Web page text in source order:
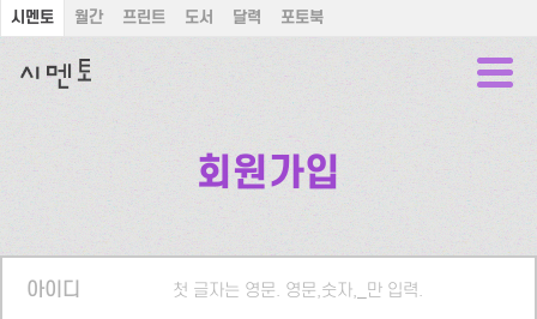
시멘토 월간 프린트 도서 달력 포토북
회원가입
아이디 첫 글자는 영문. 영문,숫자,_만 입력.